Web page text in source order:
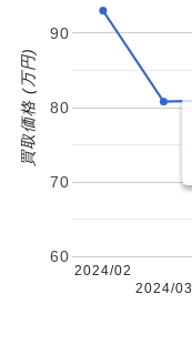
2024/02
2024/03
60
70
80
90
買取価格 (万円)